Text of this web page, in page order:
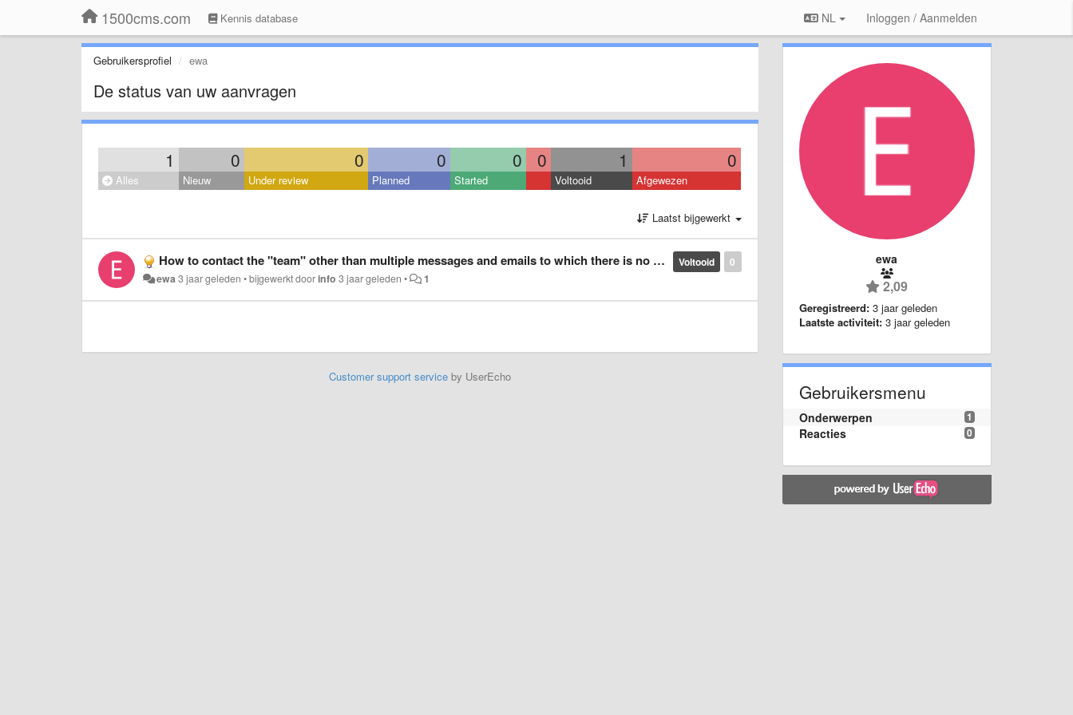
1500cms.com Kennis database NL Inloggen / Aanmelden
Gebruikersprofiel ewa
De status van uw aanvragen
1 0 0 0 0 0 1 0
Alles Nieuw Under review Planned Started Voltooid Afgewezen
Laatst bijgewerkt
0
Voltooid
How to contact the "team" other than multiple messages and emails to which there is no answer????
ewa3 jaar geleden •bijgewerkt doorinfo 3 jaar geleden • 1
Customer support serviceby UserEcho
ewa
2,09
Geregistreerd: 3 jaar geleden
Laatste activiteit: 3 jaar geleden
Gebruikersmenu
1
Onderwerpen
0
Reacties